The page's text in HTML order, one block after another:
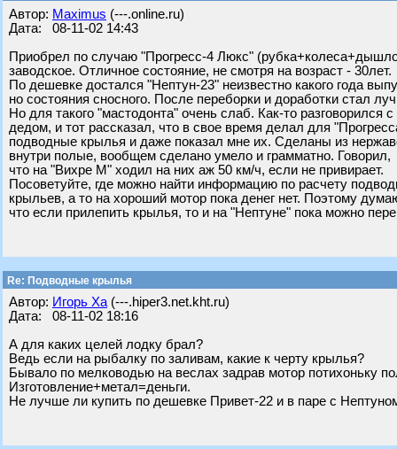
Автор: Maximus (---.online.ru)
Дата: 08-11-02 14:43
Приобрел по случаю "Прогресс-4 Люкс"
заводское. Отличное состояние, не смотря на возраст - 30лет.
По дешевке достался "Нептун-23" неизвестно какого года
но состояния сносного. После переборки и доработки стал
Но для такого "мастодонта" очень слаб. Как-то разговорился
дедом, и тот рассказал, что в свое время делал для
подводные крылья и даже показал мне их. Сделаны из
внутри полые, вообщем сделано умело и грамматно. Говорил,
что на "Вихре М" ходил на них аж 50 км/ч, если не привирает.
Посоветуйте, где можно найти информацию по расчету
крыльев, а то на хороший мотор пока денег нет. Поэтому
что если прилепить крылья, то и на "Нептуне" пока можно
Re: Подводные крылья
Автор: Игорь Ха (---.hiper3.net.kht.ru)
Дата: 08-11-02 18:16
А для каких целей лодку брал?
Ведь если на рыбалку по заливам, какие к черту крылья?
Бывало по мелководью на веслах задрав мотор потихоньку
Изготовление+метал=деньги.
Не лучше ли купить по дешевке Привет-22 и в паре с